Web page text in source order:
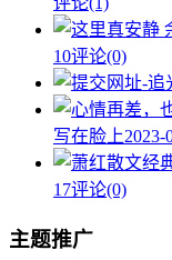
10评论(0)
写在脸上2023-
17评论(0)
主题推广